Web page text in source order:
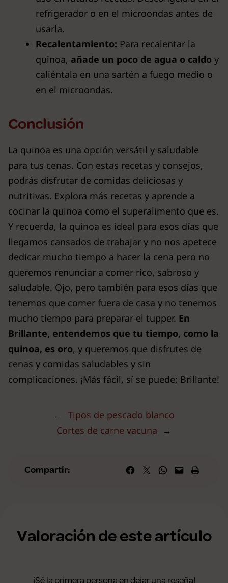
refrigerador o en el microondas antes de
usarla.
Recalentamiento: Para recalentar la
quinoa, añade un poco de agua o caldo y
caliéntala en una sartén a fuego medio o
en el microondas.
Conclusión
La quinoa es una opción versátil y saludable
para tus cenas. Con estas recetas y consejos,
podrás disfrutar de comidas deliciosas y
nutritivas. Explora más recetas y aprende a
cocinar la quinoa como el superalimento que es.
Y recuerda, la quinoa es ideal para esos días que
llegamos cansados de trabajar y no nos apetece
dedicar mucho tiempo a hacer la cena pero no
queremos renunciar a comer rico, sabroso y
saludable. Ojo, pero también para esos días que
tenemos que comer fuera de casa y no tenemos
mucho tiempo para preparar el tupper. En
Brillante, entendemos que tu tiempo, como la
quinoa, es oro, y queremos que disfrutes de
cenas y comidas saludables y sin
complicaciones. ¡Más fácil, sí se puede; Brillante!
← Tipos de pescado blanco
Cortes de carne vacuna →
Compartir: Compartir en Facebook
Compartir en X Compartir en WhatsApp
Envía esta página por correo
Imprime esta
Valoración de este artículo
¡Sé la primera persona en dejar una reseña!